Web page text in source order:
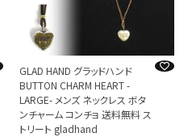
GLAD HAND グラッドハンド
BUTTON CHARM HEART -
LARGE- メンズ ネックレス ボタ
ンチャーム コンチョ 送料無料 ス
トリート gladhand